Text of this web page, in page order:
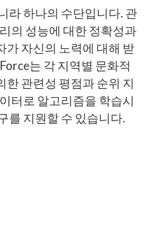
라 하나의 수단입니다. 관
의 성능에 대한 정확성과
가 자신의 노력에 대해 받
는 각 지역별 문화적
한 관련성 평점과 순위 지
터로 알고리즘을 학습시
를 지원할 수 있습니다.